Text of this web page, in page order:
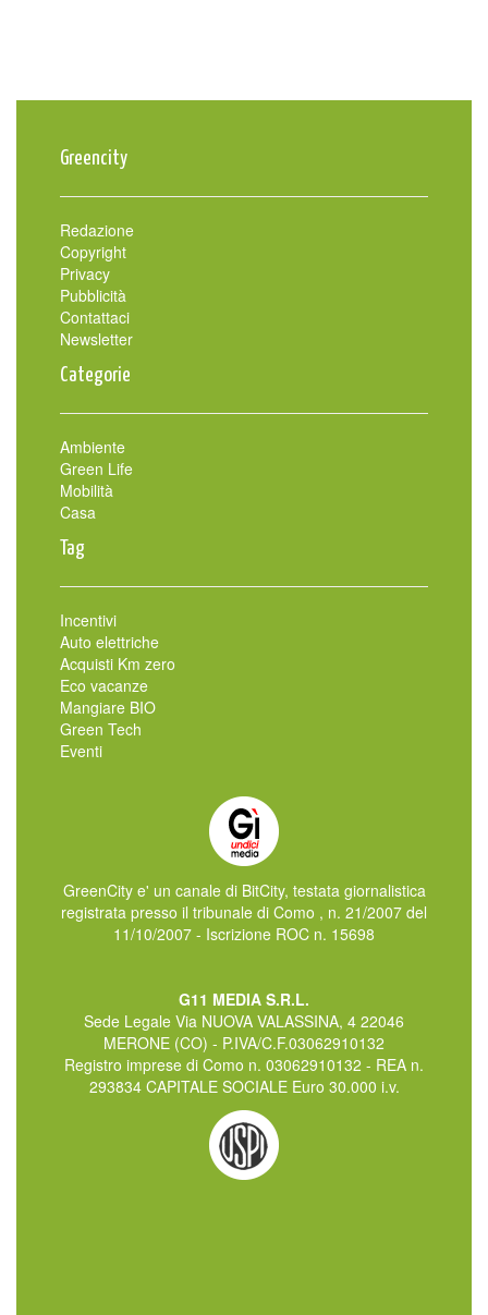
Greencity
Redazione
Copyright
Privacy
Pubblicità
Contattaci
Newsletter
Categorie
Ambiente
Green Life
Mobilità
Casa
Tag
Incentivi
Auto elettriche
Acquisti Km zero
Eco vacanze
Mangiare BIO
Green Tech
Eventi
GreenCity e' un canale di BitCity, testata giornalistica
registrata presso il tribunale di Como , n. 21/2007 del
11/10/2007 - Iscrizione ROC n. 15698
G11 MEDIA S.R.L.
Sede Legale Via NUOVA VALASSINA, 4 22046
MERONE (CO) - P.IVA/C.F.03062910132
Registro imprese di Como n. 03062910132 - REA n.
293834 CAPITALE SOCIALE Euro 30.000 i.v.